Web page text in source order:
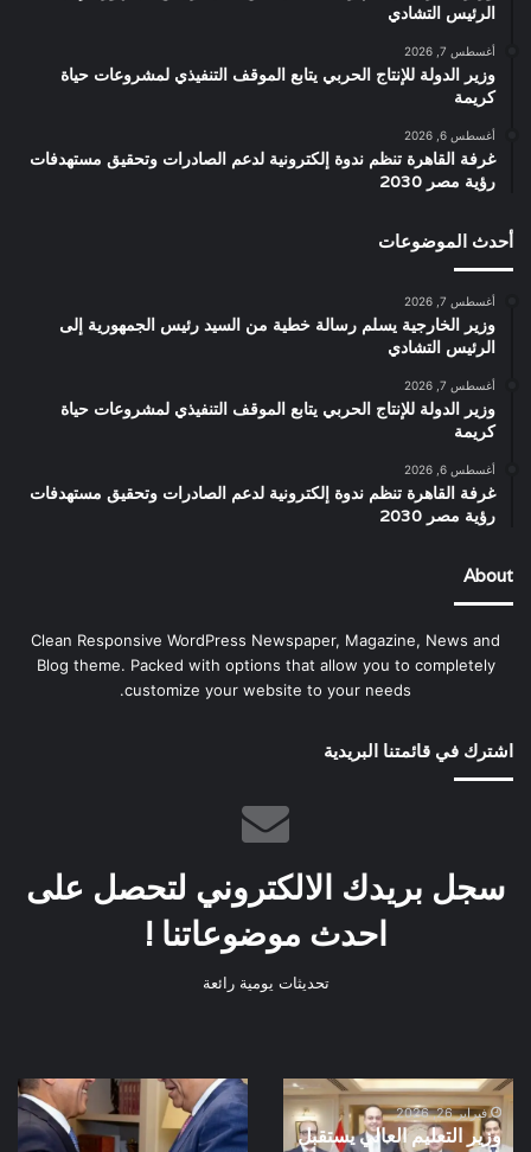
الرئيس التشادي
أغسطس 7, 2026
وزير الدولة للإنتاج الحربي يتابع الموقف التنفيذي لمشروعات حياة
كريمة
أغسطس 6, 2026
غرفة القاهرة تنظم ندوة إلكترونية لدعم الصادرات وتحقيق مستهدفات
رؤية مصر 2030
أحدث الموضوعات
أغسطس 7, 2026
وزير الخارجية يسلم رسالة خطية من السيد رئيس الجمهورية إلى
الرئيس التشادي
أغسطس 7, 2026
وزير الدولة للإنتاج الحربي يتابع الموقف التنفيذي لمشروعات حياة
كريمة
أغسطس 6, 2026
غرفة القاهرة تنظم ندوة إلكترونية لدعم الصادرات وتحقيق مستهدفات
رؤية مصر 2030
About
Clean Responsive WordPress Newspaper, Magazine, News and
Blog theme. Packed with options that allow you to completely
customize your website to your needs.
اشترك في قائمتنا البريدية
سجل بريدك الالكتروني لتحصل على
احدث موضوعاتنا !
تحديثات يومية رائعة
وزير
التعليم
العالي
فبراير 26, 2026
وزير التعليم العالي يستقبل
وزير
الخارجية
يستقبل